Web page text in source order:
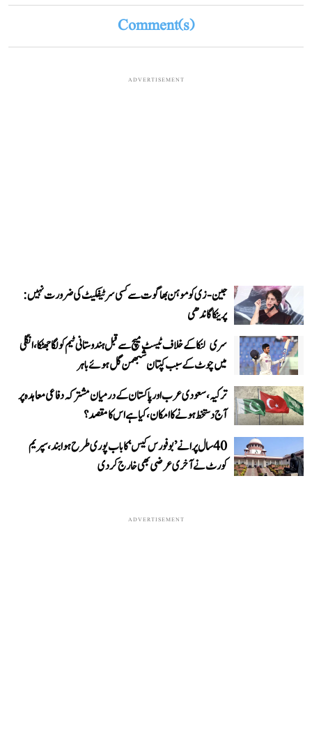
Comment(s)
ADVERTISEMENT
جین-زی کو موہن بھاگوت سے کسی سرٹیفکیٹ کی ضرورت نہیں:
پرینکا گاندھی
سری لنکا کے خلاف ٹیسٹ میچ سے قبل ہندوستانی ٹیم کو لگا جھٹکا، انگلی
میں چوٹ کے سبب کپتان شبھمن گل ہوئے باہر
ترکیہ، سعودی عرب اور پاکستان کے درمیان مشترکہ دفاعی معاہدہ پر
آج دستخط ہونے کا امکان، کیا ہے اس کا مقصد؟
40 سال پرانے ’بوفورس کیس‘ کا باب پوری طرح ہوا بند، سپریم
کورٹ نے آخری عرضی بھی خارج کر دی
ADVERTISEMENT